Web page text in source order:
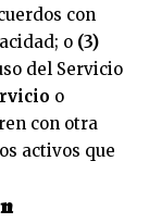
con
o (3)
del Servicio
o
con otra
activos que